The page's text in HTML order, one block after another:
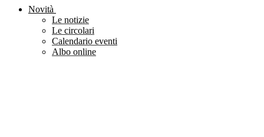
Novità
Le notizie
Le circolari
Calendario eventi
Albo online